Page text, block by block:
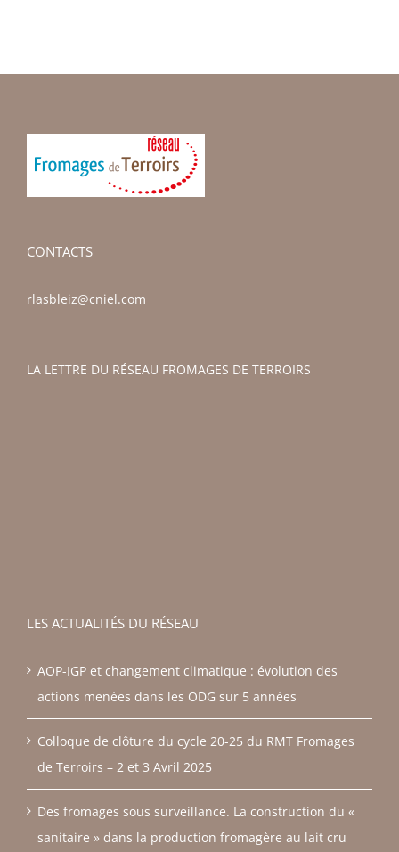
CONTACTS
rlasbleiz@cniel.com
LA LETTRE DU RÉSEAU FROMAGES DE TERROIRS
LES ACTUALITÉS DU RÉSEAU
AOP-IGP et changement climatique : évolution des
actions menées dans les ODG sur 5 années
Colloque de clôture du cycle 20-25 du RMT Fromages
de Terroirs – 2 et 3 Avril 2025
Des fromages sous surveillance. La construction du «
sanitaire » dans la production fromagère au lait cru